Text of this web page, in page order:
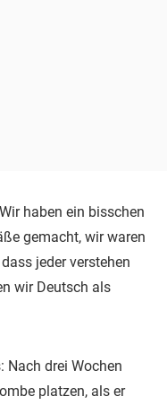
haben ein bisschen
gemacht, wir waren
jeder verstehen
wir Deutsch als
Nach drei Wochen
platzen, als er